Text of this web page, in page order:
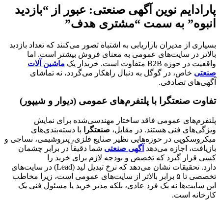
پارادایم نوین آگهی صنعتی: عبور از “بازدید
انبوه” به سمت “مشتری هدف”
بسیاری از مدیران بازاریابی به اشتباه تصور می‌کنند که تعداد بازدید
بالاتر در سایت‌های عمومی به معنای فروش بیشتر است. اما
واقعیت در حوزه B2B متفاوت است. خریدار یک
ماشین آلات
صنعتی خاص، در گوگل به دنبال راهکار می‌گردد، نه تماشای
آگهی‌های تصادفی.
تفاوت صنعتگرا با پلتفرم‌های عمومی (دیوار و شیپور)
پلتفرم‌های عمومی فاقد ساختار مهندسی‌شده برای نمایش
ویژگی‌های فنی هستند. در مقابل، صنعتگرا
با دسته‌بندی‌های
میکروسکوپی در حوزه‌هایی نظیر صنایع فلزی، پتروشیمی، نساجی و
بازیافت، اجازه می‌دهد آگهی صنعتی شما دقیقاً در برابر چشمان
کسی قرار گیرد که تخصص و بودجه لازم برای خرید را
دارد. تحقیقات نشان می‌دهد که نرخ تبدیل لید (Lead) در سایت‌های
تخصصی تا ۵ برابر بالاتر از سایت‌های عمومی است، زیرا مخاطب
این سایت‌ها نه یک فرد عادی، بلکه مدیر خرید یا مسئول فنی یک
کارخانه است.